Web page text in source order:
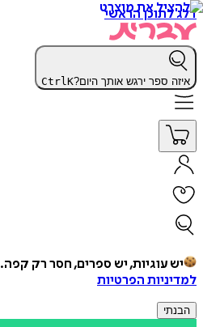
דלג לתוכן הראשי
איזה ספר ירגש אותך היום? CtrlK
יש עוגיות, יש ספרים, חסר רק קפה.
למדיניות הפרטיות
הבנתי